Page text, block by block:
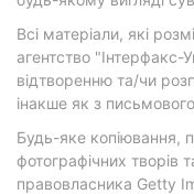
Всі матеріали, які
агентство "Інтерфакс-
відтворенню та/чи
інакше як з
Будь-яке копіювання,
фотографічних творів
правовласника Getty